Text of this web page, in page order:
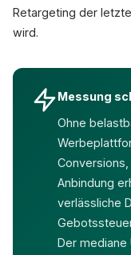
Retargeting der
wird.
Messung
Ohne
Anbindung
verlässliche
Der mediane